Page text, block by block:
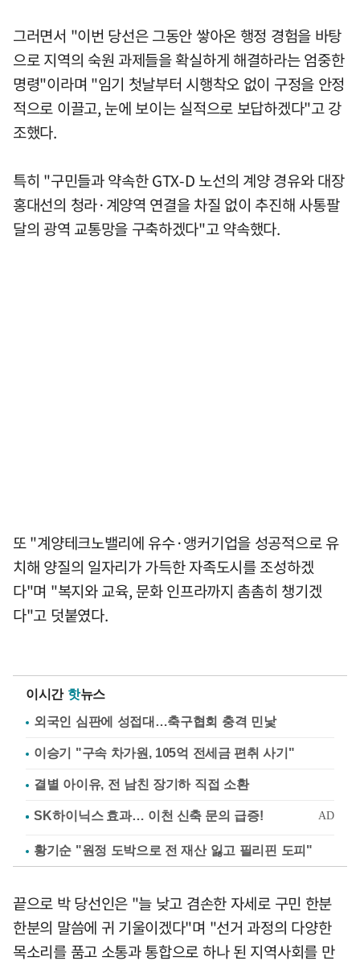
그러면서 "이번 당선은 그동안 쌓아온 행정 경험을 바탕
으로 지역의 숙원 과제들을 확실하게 해결하라는 엄중한
명령"이라며 "임기 첫날부터 시행착오 없이 구정을 안정
적으로 이끌고, 눈에 보이는 실적으로 보답하겠다"고 강
조했다.
특히 "구민들과 약속한 GTX-D 노선의 계양 경유와 대장
홍대선의 청라·계양역 연결을 차질 없이 추진해 사통팔
달의 광역 교통망을 구축하겠다"고 약속했다.
또 "계양테크노밸리에 유수·앵커기업을 성공적으로 유
치해 양질의 일자리가 가득한 자족도시를 조성하겠
다"며 "복지와 교육, 문화 인프라까지 촘촘히 챙기겠
다"고 덧붙였다.
이시간 핫뉴스
외국인 심판에 성접대…축구협회 충격 민낯
이승기 "구속 차가원, 105억 전세금 편취 사기"
결별 아이유, 전 남친 장기하 직접 소환
황기순 "원정 도박으로 전 재산 잃고 필리핀 도피"
끝으로 박 당선인은 "늘 낮고 겸손한 자세로 구민 한분
한분의 말씀에 귀 기울이겠다"며 "선거 과정의 다양한
목소리를 품고 소통과 통합으로 하나 된 지역사회를 만